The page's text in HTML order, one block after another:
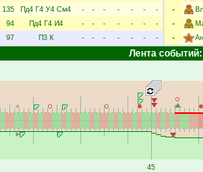
135 Пд4 Г4 У4 См4 - - - - - -
-
94 Пд4 Г4 И4 - - - - - -
-
97 П3 К - - - - - - -
-
-
-
Лента событий:
45